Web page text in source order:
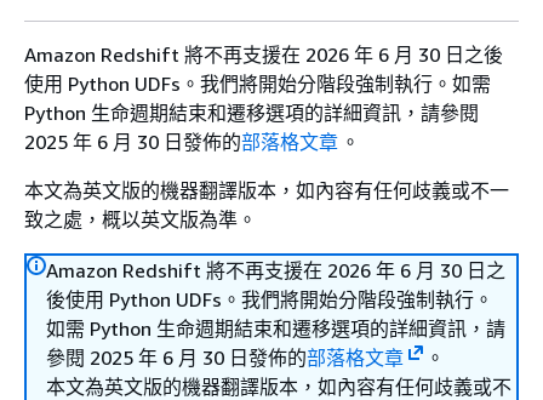
Amazon Redshift 將不再支援在 2026 年 6 月 30 日之後
使用 Python UDFs。我們將開始分階段強制執行。如需
Python 生命週期結束和遷移選項的詳細資訊，請參閱
2025 年 6 月 30 日發佈的部落格文章 。
本文為英文版的機器翻譯版本，如內容有任何歧義或不一
致之處，概以英文版為準。
Amazon Redshift 將不再支援在 2026 年 6 月 30 日之
後使用 Python UDFs。我們將開始分階段強制執行。
如需 Python 生命週期結束和遷移選項的詳細資訊，請
參閱 2025 年 6 月 30 日發佈的部落格文章
。
本文為英文版的機器翻譯版本，如內容有任何歧義或不